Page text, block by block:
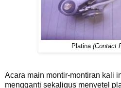
Platina (Contact
Acara main montir-montiran kali
mengganti sekaligus menyetel